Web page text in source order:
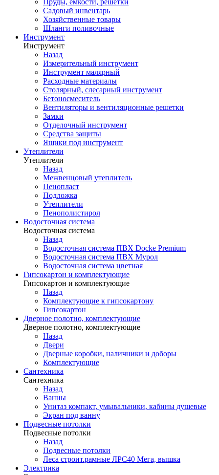
Пруды, емкости, решетки
Садовый инвентарь
Хозяйственные товары
Шланги поливочные
Инструмент
Инструмент
Назад
Измерительный инструмент
Инструмент малярный
Расходные материалы
Столярный, слесарный инструмент
Бетоносмеситель
Вентиляторы и вентиляционные решетки
Замки
Отделочный инструмент
Средства защиты
Ящики под инструмент
Утеплители
Утеплители
Назад
Межвенцовый утеплитель
Пенопласт
Подложка
Утеплители
Пенополистирол
Водосточная система
Водосточная система
Назад
Водосточная система ПВХ Docke Premium
Водосточная система ПВХ Мурол
Водосточная система цветная
Гипсокартон и комплектующие
Гипсокартон и комплектующие
Назад
Комплектующие к гипсокартону
Гипсокартон
Дверное полотно, комплектующие
Дверное полотно, комплектующие
Назад
Двери
Дверные коробки, наличники и доборы
Комплектующие
Сантехника
Сантехника
Назад
Ванны
Унитаз компакт, умывальники, кабины душевые
Экран под ванну
Подвесные потолки
Подвесные потолки
Назад
Подвесные потолки
Леса строит.рамные ЛРС40 Мега, вышка
Электрика